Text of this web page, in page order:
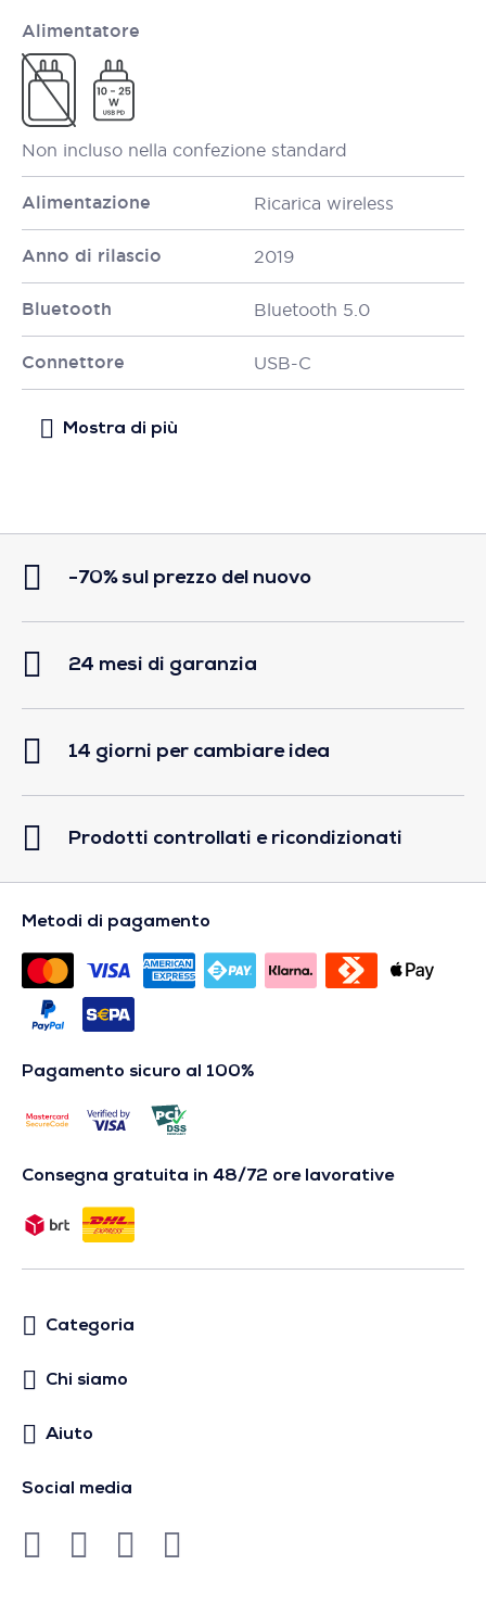
Alimentatore
Non incluso nella confezione standard
Alimentazione Ricarica wireless
Anno di rilascio 2019
Bluetooth Bluetooth 5.0
Connettore USB-C
-70% sul prezzo del nuovo
24 mesi di garanzia
14 giorni per cambiare idea
Prodotti controllati e ricondizionati
Metodi di pagamento
Pagamento sicuro al 100%
Consegna gratuita in 48/72 ore lavorative
Categoria
Chi siamo
Aiuto
Social media